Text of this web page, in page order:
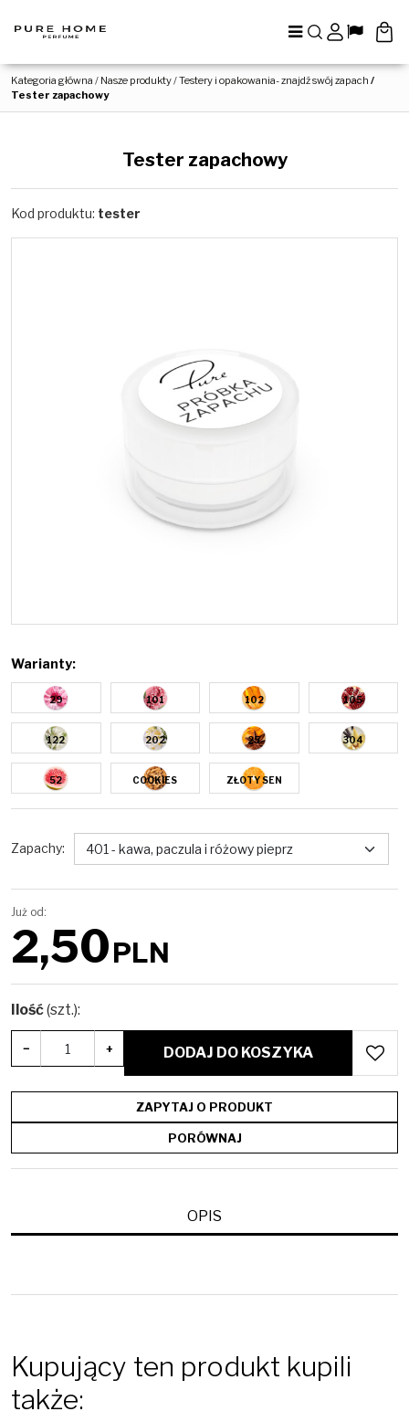
Menu
SzukajPanelLang
Kategoria główna / Nasze produkty/Testery i opakowania- znajdź swój zapach /
Tester zapachowy
Tester zapachowy
Kod produktu: tester
Warianty:
29 101 102 105
122 202 25 304
52 COOKIES ZŁOTY SEN
Zapachy:
Już od:
2,50PLN
Ilość(szt.):
− + DODAJ DO KOSZYKA
ZAPYTAJ O PRODUKT
PORÓWNAJ
OPIS
Kupujący ten produkt kupili
także: